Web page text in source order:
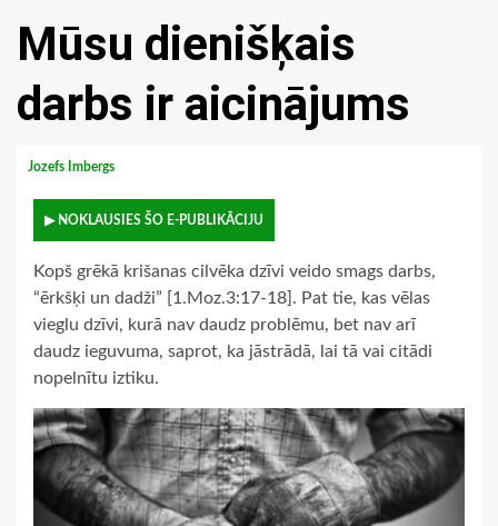
Mūsu dienišķais
darbs ir aicinājums
Jozefs Imbergs
▶ NOKLAUSIES ŠO E-PUBLIKĀCIJU
Kopš grēkā krišanas cilvēka dzīvi veido smags darbs,
“ērkšķi un dadži” [1.Moz.3:17-18]. Pat tie, kas vēlas
vieglu dzīvi, kurā nav daudz problēmu, bet nav arī
daudz ieguvuma, saprot, ka jāstrādā, lai tā vai citādi
nopelnītu iztiku.